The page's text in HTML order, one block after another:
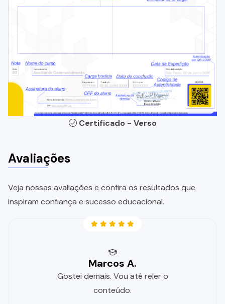
Certificado - Verso
Avaliações
Veja nossas avaliações e confira os resultados que
inspiram confiança e sucesso educacional.
Marcos A.
Gostei demais. Vou até reler o
conteúdo.